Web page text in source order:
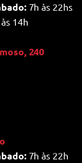
7h às 22hs
14h
240
7h às 22h